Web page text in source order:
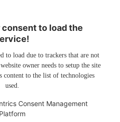
to load the
to load due to trackers that are not
owner needs to setup the site
content to the list of technologies
used.
Consent Management
Platform